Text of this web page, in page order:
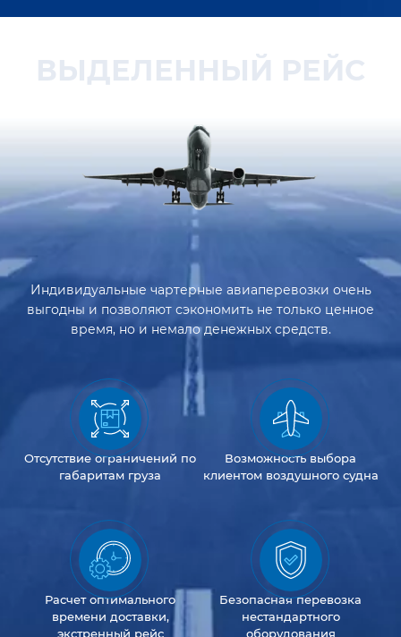
ВЫДЕЛЕННЫЙ РЕЙС
Индивидуальные чартерные авиаперевозки очень
выгодны и позволяют сэкономить не только ценное
время, но и немало денежных средств.
Отсутствиеограничений по
габаритам груза
Возможность выбора
клиентом воздушного судна
Расчет оптимального
времени доставки,
экстренный рейс
Безопасная перевозка
нестандартного
оборудования